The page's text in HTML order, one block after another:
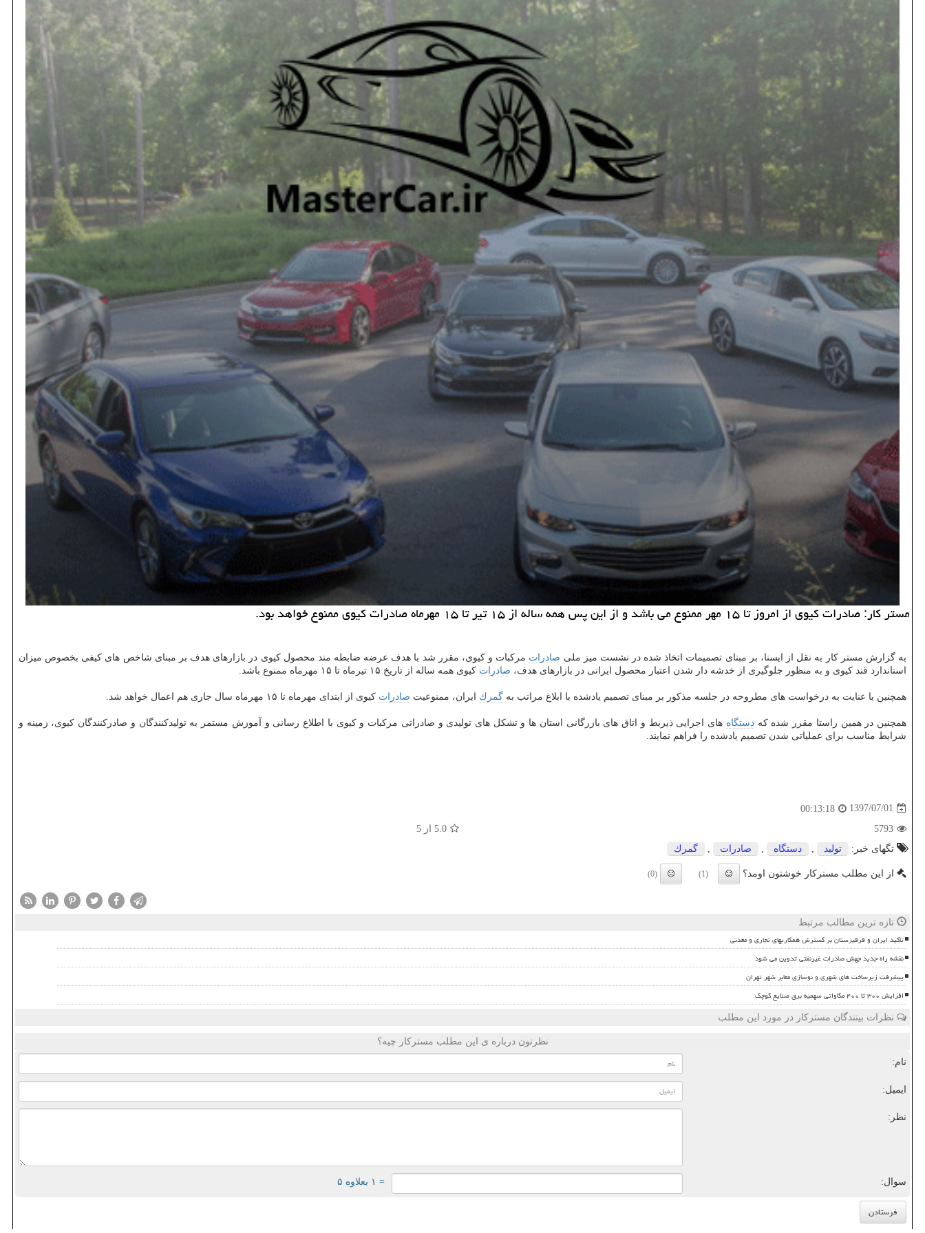
مستر كار: صادرات كیوی از امروز تا ۱۵ مهر ممنوع می باشد و از این پس همه ساله از ۱۵ تیر تا ۱۵ مهرماه صادرات كیوی ممنوع خواهد بود.
به گزارش مستر كار به نقل از ایسنا، بر مبنای تصمیمات اتخاذ شده در نشست میز ملی صادرات مركبات و كیوی، مقرر شد با هدف عرضه ضابطه مند محصول كیوی در بازارهای هدف بر مبنای شاخص های كیفی بخصوص میزان
استاندارد قند كیوی و به منظور جلوگیری از خدشه دار شدن اعتبار محصول ایرانی در بازارهای هدف، صادرات كیوی همه ساله از تاریخ ۱۵ تیرماه تا ۱۵ مهرماه ممنوع باشد.
همچنین با عنایت به درخواست های مطروحه در جلسه مذكور بر مبنای تصمیم یادشده با ابلاغ مراتب به گمرك ایران، ممنوعیت صادرات كیوی از ابتدای مهرماه تا ۱۵ مهرماه سال جاری هم اعمال خواهد شد.
همچنین در همین راستا مقرر شده كهدستگاه های اجرایی ذیربط و اتاق های بازرگانی استان ها و تشكل های تولیدی و صادراتی مركبات و كیوی با اطلاع رسانی و آموزش مستمر به تولیدكنندگان و صادركنندگان كیوی، زمینه و
شرایط مناسب برای عملیاتی شدن تصمیم یادشده را فراهم نمایند.
1397/07/01
00:13:18
5793
5.0 از 5
تگهای خبر:
تولید دستگاه صادرات گمرك
از این مطلب مسترکار خوشتون اومد؟ (1)
(0)
تازه ترین مطالب مرتبط
تأکید ایران و قرقیزستان بر گسترش همکاریهای تجاری و معدنی
نقشه راه جدید جهش صادرات غیرنفتی تدوین می شود
پیشرفت زیرساخت های شهری و نوسازی معابر شهر تهران
افزایش ۳۰۰ تا ۴۰۰ مگاواتی سهمیه برق صنایع کوچک
نظرات بینندگان مسترکار در مورد این مطلب
نظرتون درباره ی این مطلب مسترکار چیه؟
نام:
ایمیل:
نظر:
سوال: = ۱ بعلاوه ۵